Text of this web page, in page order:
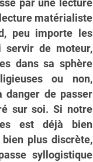
par une lecture
matérialiste
peu importe les
servir de moteur,
dans sa sphère
ou non,
danger de passer
sur soi. Si notre
est déjà bien
plus discrète,
syllogistique